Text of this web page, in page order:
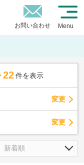
お問い合わせ Menu
22 件を表示
変更
変更